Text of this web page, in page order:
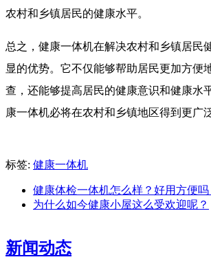
农村和乡镇居民的健康水平。
总之，健康一体机在解决农村和乡镇居民
显的优势。它不仅能够帮助居民更加方便
查，还能够提高居民的健康意识和健康水
康一体机必将在农村和乡镇地区得到更广
标签: 健康一体机
健康体检一体机怎么样？好用方便吗
为什么如今健康小屋这么受欢迎呢？
新闻动态